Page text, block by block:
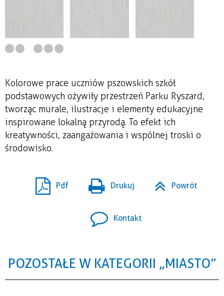
Kolorowe prace uczniów pszowskich szkół
podstawowych ożywiły przestrzeń Parku Ryszard,
tworząc murale, ilustracje i elementy edukacyjne
inspirowane lokalną przyrodą. To efekt ich
kreatywności, zaangażowania i wspólnej troski o
środowisko.
Pdf Drukuj Powrót
Kontakt
POZOSTAŁE W KATEGORII „MIASTO”